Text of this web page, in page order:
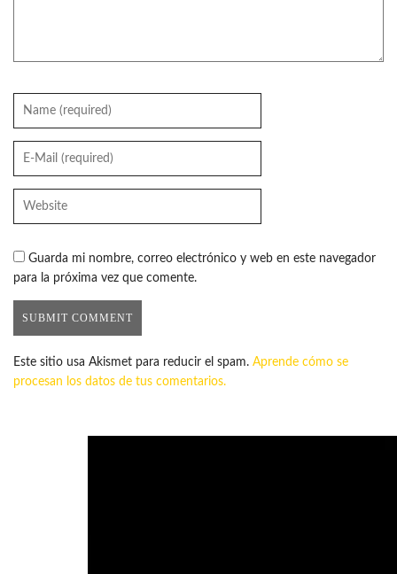
Guarda mi nombre, correo electrónico y web en este navegador
para la próxima vez que comente.
Este sitio usa Akismet para reducir el spam. Aprende cómo se
procesan los datos de tus comentarios.